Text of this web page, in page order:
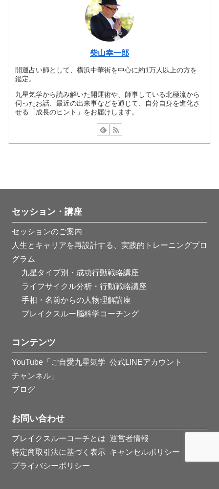
柴山幸一郎
開運占い師として、横浜中華街を中心に約1万人以上の方を
鑑定。
九星気学から読み解いた開運術や、師事している北極流から
伺ったお話、最近の出来事などを通じて、自分自身を進化さ
せる「成長のヒント」をお届けします。
セッション・講座
セッションのご案内
人生とキャリアを再設計する、実践的トレーニングプロ
グラム
九星タイプ別・成功行動戦略講座
ライフサイクル分析・行動戦略講座
手相・名前からの人物理解講座
ブレイクスルー脳科学コーチング
コンテンツ
YouTube「ご自愛九星気学
チャンネル」
公式LINEアカウント
ブログ
お問い合わせ
ブレイクスルーコーチとは 運営者情報
特定商取引法に基づく表示 キャンセルポリシー
プライバシーポリシー